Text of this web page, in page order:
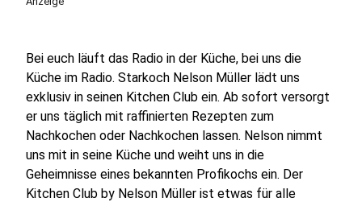
Bei euch läuft das Radio in der Küche, bei uns die
Küche im Radio. Starkoch Nelson Müller lädt uns
exklusiv in seinen Kitchen Club ein. Ab sofort versorgt
er uns täglich mit raffinierten Rezepten zum
Nachkochen oder Nachkochen lassen. Nelson nimmt
uns mit in seine Küche und weiht uns in die
Geheimnisse eines bekannten Profikochs ein. Der
Kitchen Club by Nelson Müller ist etwas für alle